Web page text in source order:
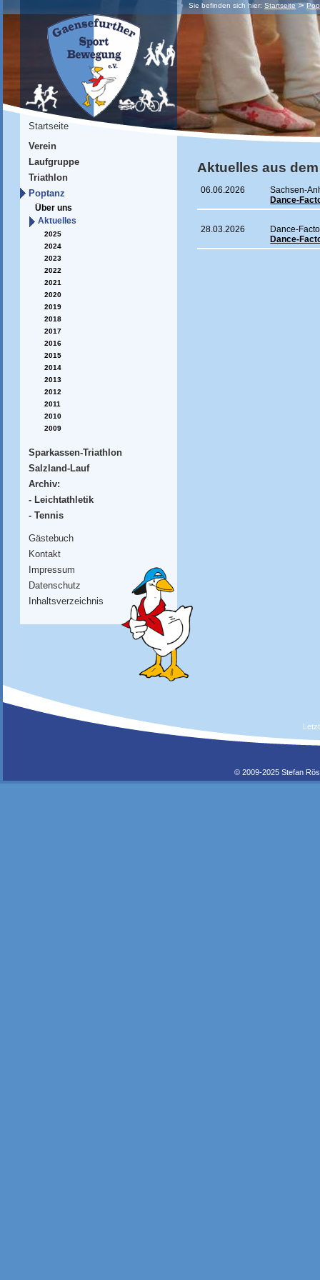
Sie befinden sich hier: Startseite
Startseite
Verein
Laufgruppe
Triathlon
Poptanz
Über uns
Aktuelles
2025
2024
2023
2022
2021
2020
2019
2018
2017
2016
2015
2014
2013
2012
2011
2010
2009
Sparkassen-Triathlon
Salzland-Lauf
Archiv:
- Leichtathletik
- Tennis
Gästebuch
Kontakt
Impressum
Datenschutz
Inhaltsverzeichnis
Aktuelles aus
06.06.2026
Sachsen-
Dance-
28.03.2026
Dance-
Dance-
© 2009-2025 Stefan